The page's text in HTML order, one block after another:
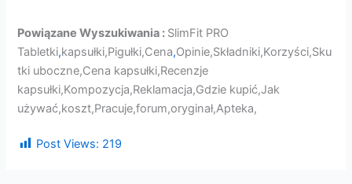
Powiązane Wyszukiwania : SlimFit PRO
Tabletki,kapsułki,Pigułki,Cena,Opinie,Składniki,Korzyści,Sku
tki uboczne,Cena kapsułki,Recenzje
kapsułki,Kompozycja,Reklamacja,Gdzie kupić,Jak
używać,koszt,Pracuje,forum,oryginał,Apteka,
Post Views: 219